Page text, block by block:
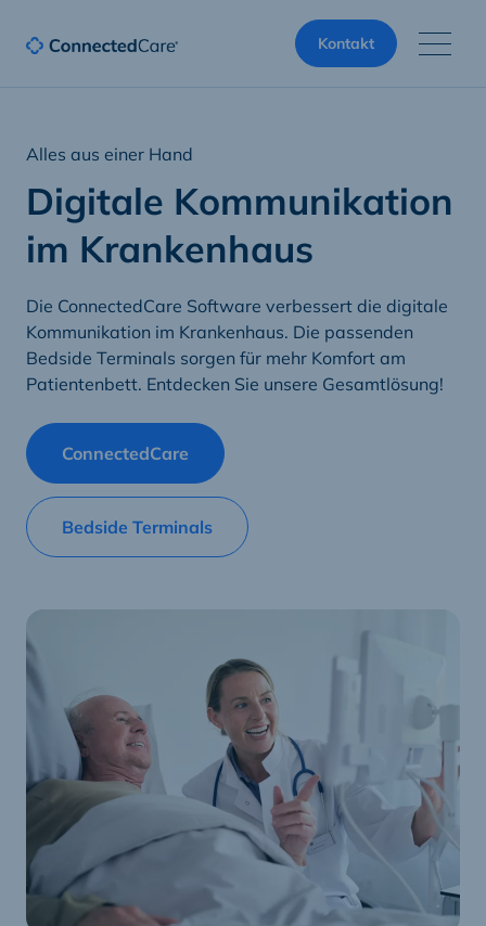
Kontakt
Alles aus einer Hand
Digitale Kommunikation
im Krankenhaus
Die ConnectedCare Software verbessert die digitale
Kommunikation im Krankenhaus. Die passenden
Bedside Terminals sorgen für mehr Komfort am
Patientenbett. Entdecken Sie unsere Gesamtlösung!
ConnectedCare
Bedside Terminals